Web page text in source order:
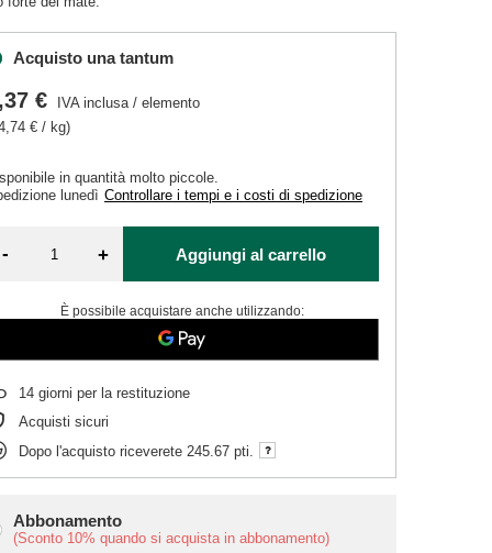
Acquisto una tantum
Abbonamento
(Sconto 10% quando si acquista in abbonamento)
in quantità molto piccole
lunedì Controllare i tempi e i costi di spedizione
€ IVA inclusa/elemento
€ / kg)
- + Aggiungi al carrello
È possibile acquistare anche utilizzando:
14 giorni per la restituzione
Acquisti sicuri
Dopo l'acquisto riceverete 245.67 pti.